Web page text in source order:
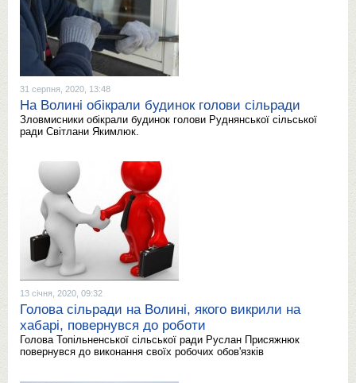
31 серпня, 2020, 13:48
На Волині обікрали будинок голови сільради
Зловмисники обікрали будинок голови Руднянської сільської
ради Світлани Якимлюк.
13 січня, 2020, 09:32
Голова сільради на Волині, якого викрили на
хабарі, повернувся до роботи
Голова Топільненської сільської ради Руслан Присяжнюк
повернувся до виконання своїх робочих обов'язків